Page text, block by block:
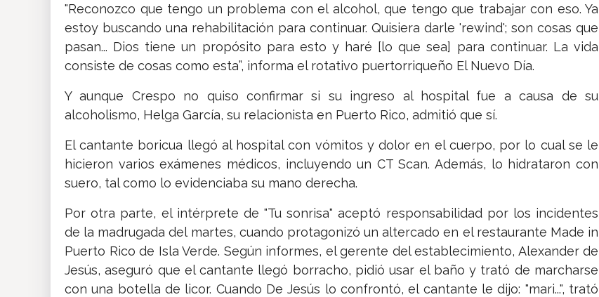
"Reconozco que tengo un problema con el alcohol, que tengo que trabajar con eso. Ya
estoy buscando una rehabilitación para continuar. Quisiera darle 'rewind'; son cosas que
pasan... Dios tiene un propósito para esto y haré [lo que sea] para continuar. La vida
consiste de cosas como esta”, informa el rotativo puertorriqueño El Nuevo Día.
Y aunque Crespo no quiso confirmar si su ingreso al hospital fue a causa de su
alcoholismo, Helga García, su relacionista en Puerto Rico, admitió que sí.
El cantante boricua llegó al hospital con vómitos y dolor en el cuerpo, por lo cual se le
hicieron varios exámenes médicos, incluyendo un CT Scan. Además, lo hidrataron con
suero, tal como lo evidenciaba su mano derecha.
Por otra parte, el intérprete de "Tu sonrisa" aceptó responsabilidad por los incidentes
de la madrugada del martes, cuando protagonizó un altercado en el restaurante Made in
Puerto Rico de Isla Verde. Según informes, el gerente del establecimiento, Alexander de
Jesús, aseguró que el cantante llegó borracho, pidió usar el baño y trató de marcharse
con una botella de licor. Cuando De Jesús lo confrontó, el cantante le dijo: "mari...", trató